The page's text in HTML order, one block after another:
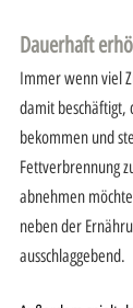
Dauerhaft
Immer wenn viel
damit beschäftigt,
bekommen und
Fettverbrennung
abnehmen
neben der
ausschlaggebend.